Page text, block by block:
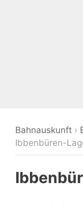
Bahnauskunft ›
Ibbenbüren-